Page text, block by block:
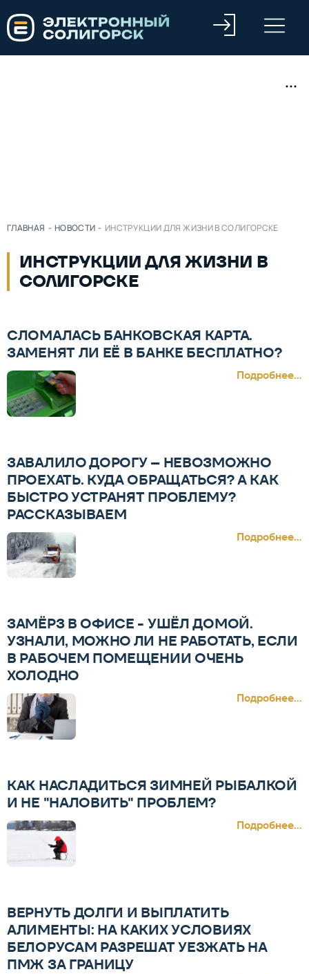
ГЛАВНАЯ - НОВОСТИ - ИНСТРУКЦИИ ДЛЯ ЖИЗНИ В СОЛИГОРСКЕ
ИНСТРУКЦИИ ДЛЯ ЖИЗНИ В
СОЛИГОРСКЕ
СЛОМАЛАСЬ БАНКОВСКАЯ КАРТА.
ЗАМЕНЯТ ЛИ ЕЁ В БАНКЕ БЕСПЛАТНО?
Подробнее...
ЗАВАЛИЛО ДОРОГУ – НЕВОЗМОЖНО
ПРОЕХАТЬ. КУДА ОБРАЩАТЬСЯ? А КАК
БЫСТРО УСТРАНЯТ ПРОБЛЕМУ?
РАССКАЗЫВАЕМ
Подробнее...
ЗАМЁРЗ В ОФИСЕ - УШЁЛ ДОМОЙ.
УЗНАЛИ, МОЖНО ЛИ НЕ РАБОТАТЬ, ЕСЛИ
В РАБОЧЕМ ПОМЕЩЕНИИ ОЧЕНЬ
ХОЛОДНО
Подробнее...
КАК НАСЛАДИТЬСЯ ЗИМНЕЙ РЫБАЛКОЙ
И НЕ "НАЛОВИТЬ" ПРОБЛЕМ?
Подробнее...
ВЕРНУТЬ ДОЛГИ И ВЫПЛАТИТЬ
АЛИМЕНТЫ: НА КАКИХ УСЛОВИЯХ
БЕЛОРУСАМ РАЗРЕШАТ УЕЗЖАТЬ НА
ПМЖ ЗА ГРАНИЦУ